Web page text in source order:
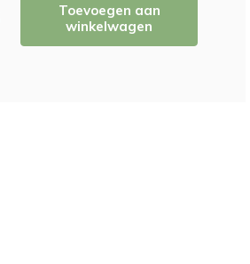
Toevoegen aan
winkelwagen